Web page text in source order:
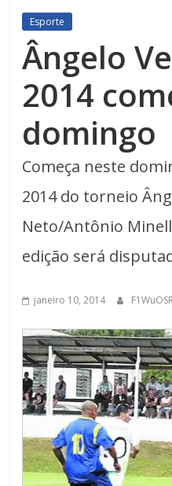
Esporte
Ângelo
2014
domingo
Começa neste
2014 do torneio
Neto/Antônio
edição será
janeiro 10, 2014